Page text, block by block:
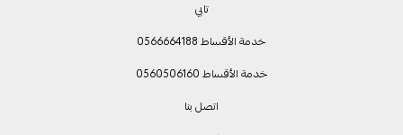
تابي
خدمة الأقساط 0566664188
خدمة الأقساط 0560506160
اتصل بنا